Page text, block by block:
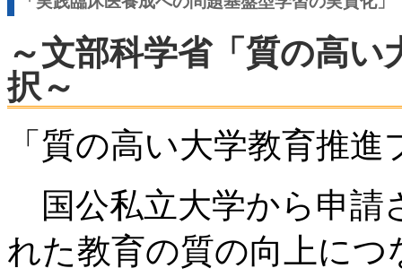
～文部科学省「質の高
択～
「質の高い大学教育推
国公私立大学から申請
れた教育の質の向上に